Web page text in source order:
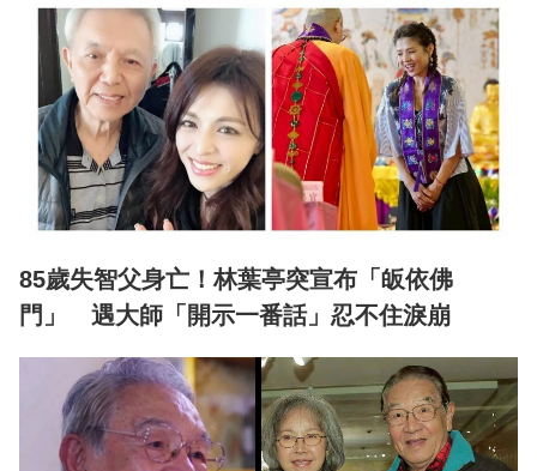
85歲失智父身亡！林葉亭突宣布「皈依佛
門」 遇大師「開示一番話」忍不住淚崩